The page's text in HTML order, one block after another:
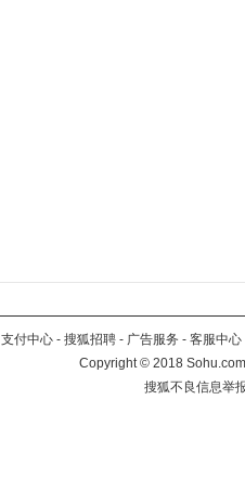
支付中心 - 搜狐招聘 - 广告服务 - 客服中心
Copyright©2018
搜狐不良信息举